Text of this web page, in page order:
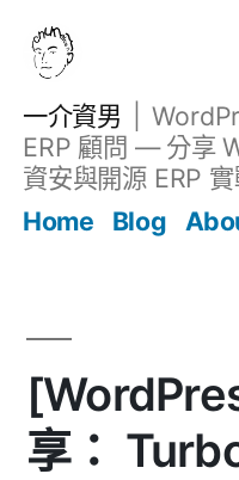
一介資男
ERP 顧問 — 分享
資安與開源 ERP
Home
Blog
享：
文章